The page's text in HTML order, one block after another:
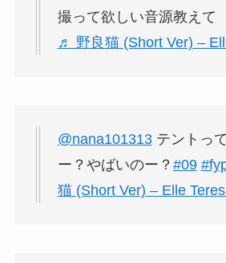
撮って欲しい音源教えて
♬ 野良猫 (Short Ver) –
@nana101313テントっ
ー？やばいのー？ #09
猫 (Short Ver) – Elle